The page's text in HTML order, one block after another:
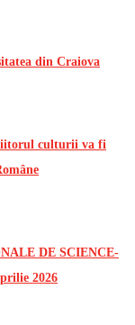
din Craiova
culturii va fi
DE SCIENCE-
2026